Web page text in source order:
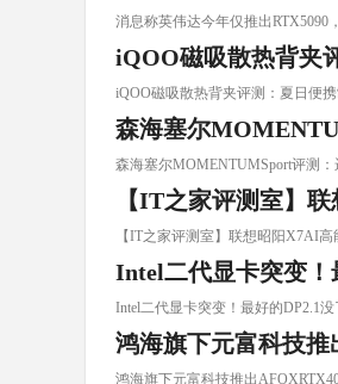
消息称英伟达今年仅推出RTX5090
iQOO磁吸散热背夹
iQOO磁吸散热背夹评测：夏日便
森海塞尔
森海塞尔MOMENTUMSport评测
【IT之家评测室】
【IT之家评测室】联想昭阳X7AI
Intel二代显卡突变！
Intel二代显卡突变！最好的DP2.1没
鸿海旗下元富科技推
鸿海旗下元富科技推出